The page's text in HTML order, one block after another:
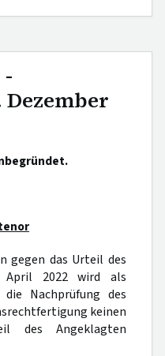
-
Dezember
gegen das Urteil des
April 2022 wird als
Nachprüfung des
keinen
des Angeklagten